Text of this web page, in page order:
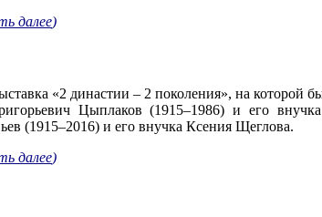
далее)
«2 династии – 2 поколения», на которой
Цыплаков (1915–1986) и его
(1915–2016) и его внучка Ксения Щеглова.
далее)